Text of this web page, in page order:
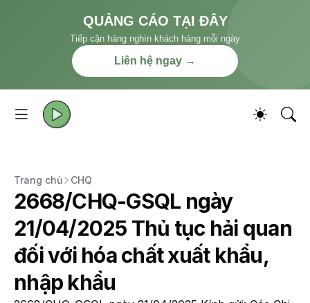
QUẢNG CÁO TẠI ĐÂY
Tiếp cận hàng nghìn khách hàng mỗi ngày
Liên hệ ngay →
Trang chủ CHQ
2668/CHQ-GSQL ngày
21/04/2025 Thủ tục hải quan
đối với hóa chất xuất khẩu,
nhập khẩu